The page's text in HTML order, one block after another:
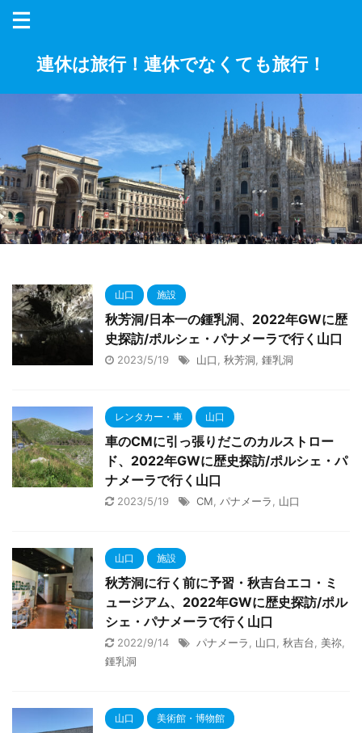
連休は旅行！連休でなくても旅行！
山口 施設
秋芳洞/日本一の鍾乳洞、2022年GWに歴
史探訪/ポルシェ・パナメーラで行く山口
2023/5/19 山口 秋芳洞 鍾乳洞
レンタカー・車 山口
車のCMに引っ張りだこのカルストロー
ド、2022年GWに歴史探訪/ポルシェ・パ
ナメーラで行く山口
2023/5/19 CM パナメーラ 山口
山口 施設
秋芳洞に行く前に予習・秋吉台エコ・ミ
ュージアム、2022年GWに歴史探訪/ポル
シェ・パナメーラで行く山口
2022/9/14 パナメーラ 山口 秋吉台 美祢
鍾乳洞
山口 美術館・博物館